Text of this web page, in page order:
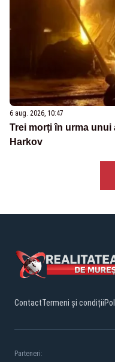
6 aug. 2026, 10:47
Trei morți în urma
Harkov
ContactTermeni și condiții
Parteneri: